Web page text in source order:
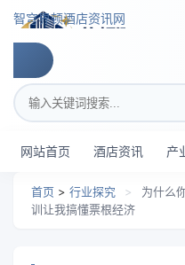
跳转到主要内容
智穹界顿酒店资讯网
搜索关键词
网站首页 酒店资讯 产
首页 > 行业探究 >
为什么
训让我搞懂票根经济